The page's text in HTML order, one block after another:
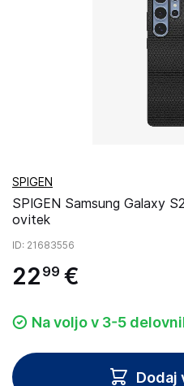
SPIGEN
SPIGEN Samsung Galaxy
ovitek
ID: 21683556
22 99 €
Na voljo v 3-5
Dodaj